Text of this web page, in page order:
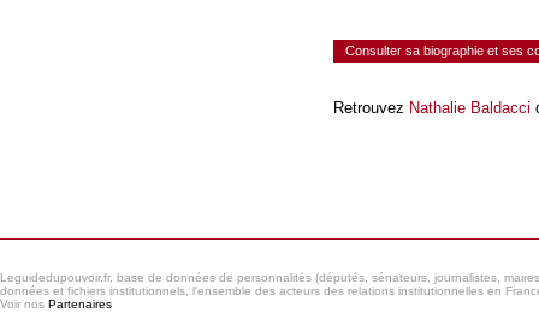
Consulter sa biographie et ses
Retrouvez Nathalie Baldacci
Leguidedupouvoir.fr, base de données de personnalités (députés, sénateurs, journalistes,
données et fichiers institutionnels, l'ensemble des acteurs des relations institutionnelles en
Voir nos Partenaires